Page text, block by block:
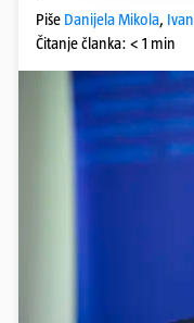
Piše Danijela Mikola,
Čitanje članka: < 1 min